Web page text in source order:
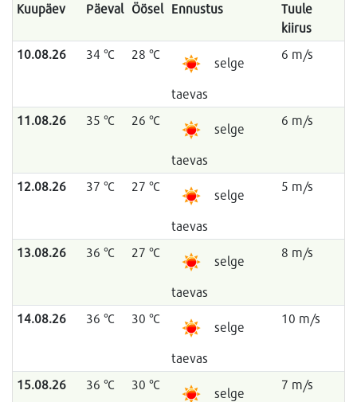
Kuupäev Päeval Öösel Ennustus
Tuule
kiirus
10.08.26
34 °C 28 °C
selge
taevas
6 m/s
11.08.26 35 °C 26 °C
selge
taevas
6 m/s
12.08.26 37 °C 27 °C
selge
taevas
5 m/s
13.08.26 36 °C 27 °C
selge
taevas
8 m/s
14.08.26 36 °C 30 °C
selge
taevas
10 m/s
15.08.26 36 °C 30 °C
selge
7 m/s